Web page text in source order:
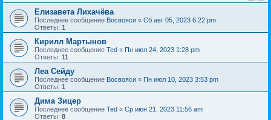
Елизавета Лихачёва
Последнее сообщение Восвояси « Сб авг 05, 2023 6:22 pm
Ответы: 1
Кирилл Мартынов
Последнее сообщение Ted « Пн июл 24, 2023 1:28 pm
Ответы: 11
Леа Сейду
Последнее сообщение Восвояси « Пн июл 10, 2023 3:53 pm
Ответы: 1
Дима Зицер
Последнее сообщение Ted « Ср июн 21, 2023 11:56 am
Ответы: 8